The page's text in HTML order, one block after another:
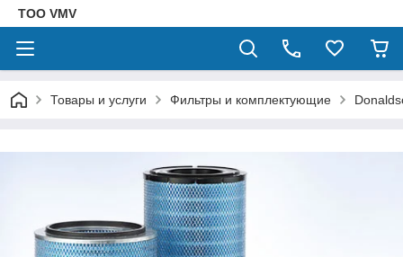
ТОО VMV
Товары и услуги Фильтры и комплектующие